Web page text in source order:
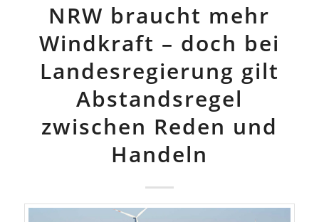
NRW braucht mehr
Windkraft – doch bei
Landesregierung gilt
Abstandsregel
zwischen Reden und
Handeln